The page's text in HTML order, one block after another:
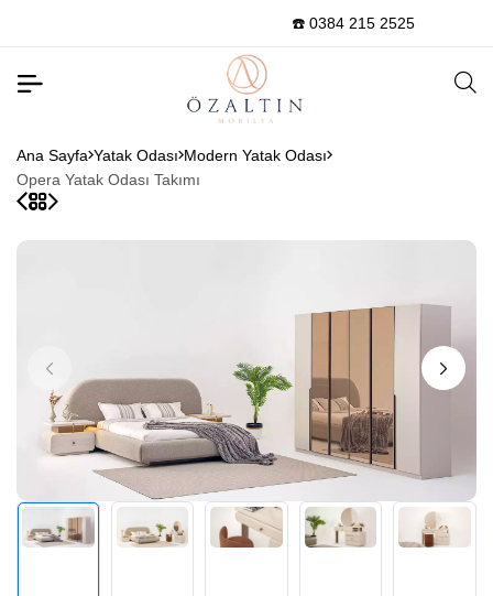
☎️ 0384 215 2525
Ana Sayfa Yatak Odası Modern Yatak Odası
Opera Yatak Odası Takımı